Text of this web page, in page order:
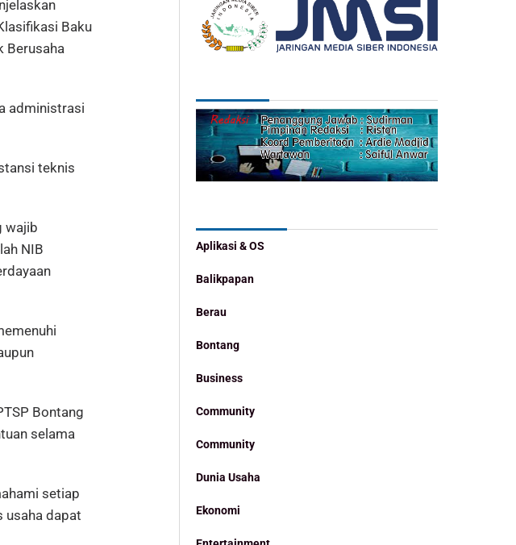
Baku
Berusaha
administrasi
teknis
wajib
NIB
Bontang
selama
setiap
usaha dapat
Aplikasi & OS
Balikpapan
Berau
Bontang
Business
Community
Community
Dunia Usaha
Ekonomi